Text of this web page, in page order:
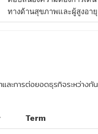
ทางด้านสุขภาพและผู้สูงอายุ
ละการต่อยอดธุรกิจระหว่างกัน
Term